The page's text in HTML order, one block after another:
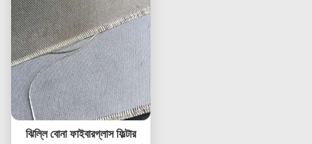
ঝিল্লি বোনা ফাইবারগ্লাস ফিল্টার